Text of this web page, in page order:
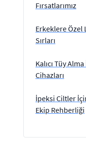
Fırsatlarımız
Erkeklere Özel
Sırları
Kalıcı Tüy
Cihazları
İpeksi Ciltler
Ekip Rehberliği